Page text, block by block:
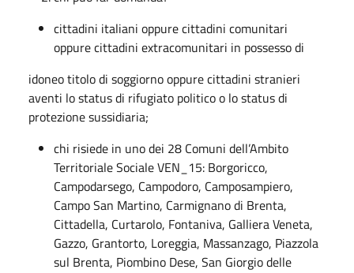
cittadini italiani oppure cittadini comunitari
oppure cittadini extracomunitari in possesso di
idoneo titolo di soggiorno oppure cittadini stranieri
aventi lo status di rifugiato politico o lo status di
protezione sussidiaria;
chi risiede in uno dei 28 Comuni dell’Ambito
Territoriale Sociale VEN_15: Borgoricco,
Campodarsego, Campodoro, Camposampiero,
Campo San Martino, Carmignano di Brenta,
Cittadella, Curtarolo, Fontaniva, Galliera Veneta,
Gazzo, Grantorto, Loreggia, Massanzago, Piazzola
sul Brenta, Piombino Dese, San Giorgio delle